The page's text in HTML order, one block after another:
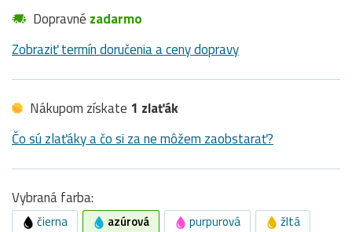
Dopravné zadarmo
Zobraziť termín doručenia a ceny dopravy
Nákupom získate 1 zlaťák
Čo sú zlaťáky a čo si za ne môžem zaobstarať?
Vybraná farba:
čierna azúrová purpurová žltá